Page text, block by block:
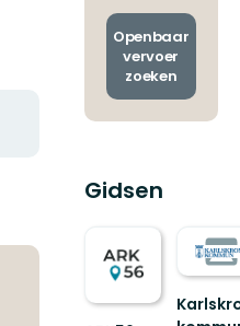
en
Openbaar
vervoer
zoeken
Gidsen